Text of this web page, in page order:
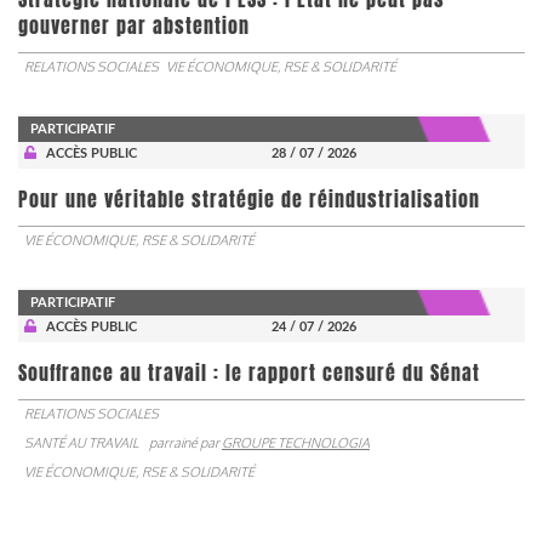
gouverner par abstention
RELATIONS SOCIALES VIE ÉCONOMIQUE, RSE & SOLIDARITÉ
PARTICIPATIF
ACCÈS PUBLIC
28 / 07 / 2026
Pour une véritable stratégie de réindustrialisation
VIE ÉCONOMIQUE, RSE & SOLIDARITÉ
PARTICIPATIF
ACCÈS PUBLIC
24 / 07 / 2026
Souffrance au travail : le rapport censuré du Sénat
RELATIONS SOCIALES
SANTÉ AU TRAVAIL
parrainé parGROUPE TECHNOLOGIA
VIE ÉCONOMIQUE, RSE & SOLIDARITÉ